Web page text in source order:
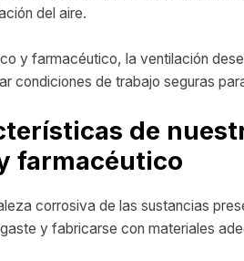
del aire.
y farmacéutico, la ventilación
condiciones de trabajo seguras
de
farmacéutico
corrosiva de las sustancias
y fabricarse con materiales